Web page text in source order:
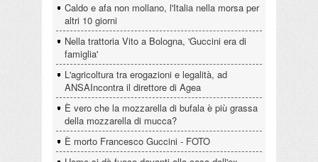
Caldo e afa non mollano, l'Italia nella morsa per
altri 10 giorni
Nella trattoria Vito a Bologna, 'Guccini era di
famiglia'
L'agricoltura tra erogazioni e legalità, ad
ANSAIncontra il direttore di Agea
È vero che la mozzarella di bufala è più grassa
della mozzarella di mucca?
È morto Francesco Guccini - FOTO